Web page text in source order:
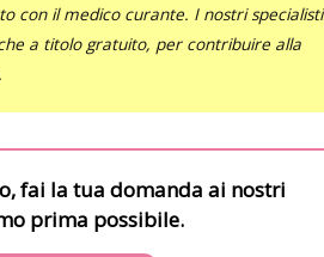
con il medico curante. I nostri specialisti
a titolo gratuito, per contribuire alla
fai la tua domanda ai nostri
prima possibile.